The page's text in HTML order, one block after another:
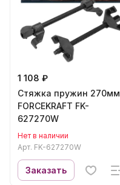
1 108 ₽
Стяжка пружин 270мм
FORCEKRAFT FK-
627270W
Нет в наличии
Арт. FK-627270W
Заказать